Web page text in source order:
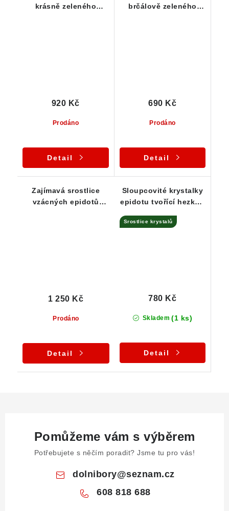
krásně zeleného
Prodáno
920 Kč
Detail
brčálově zeleného
Prodáno
690 Kč
Detail
Zajímavá srostlice
vzácných epidotů
Prodáno
1 250 Kč
Detail
Sloupcovité krystalky
epidotu tvořící hezkou
Srostlice krystalů
Skladem (1 ks)
780 Kč
Detail
Pomůžeme vám s výběrem
Potřebujete s něčím poradit? Jsme tu pro vás!
dolnibory@seznam.cz
608 818 688